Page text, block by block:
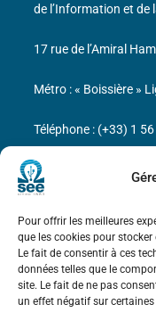
Pour offrir les meilleures
que les cookies pour
Le fait de consentir à ces
données telles que le
site. Le fait de ne pas
un effet négatif sur
Bicentenaire
Marie Ampère
Mentions
de l’Information et de
17 rue de l’Amiral
Métro : « Boissière »
Téléphone : (+33) 1
N° de SIREN : 785
communautaire :